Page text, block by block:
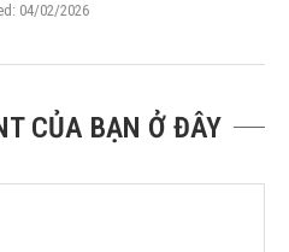
04/02/2026
CỦA BẠN Ở ĐÂY